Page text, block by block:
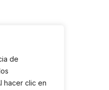
de
hacer clic en